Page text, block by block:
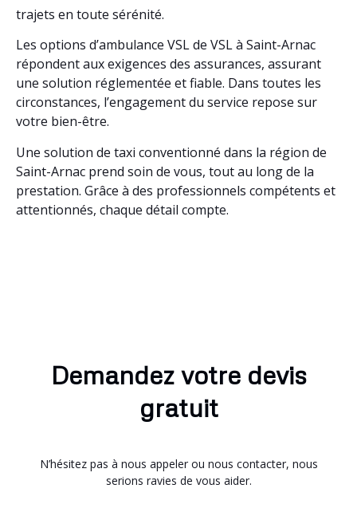
trajets en toute sérénité.
Les options d’ambulance VSL de VSL à Saint-Arnac
répondent aux exigences des assurances, assurant
une solution réglementée et fiable. Dans toutes les
circonstances, l’engagement du service repose sur
votre bien-être.
Une solution de taxi conventionné dans la région de
Saint-Arnac prend soin de vous, tout au long de la
prestation. Grâce à des professionnels compétents et
attentionnés, chaque détail compte.
Demandez votre devis
gratuit
N’hésitez pas à nous appeler ou nous contacter, nous
serions ravies de vous aider.